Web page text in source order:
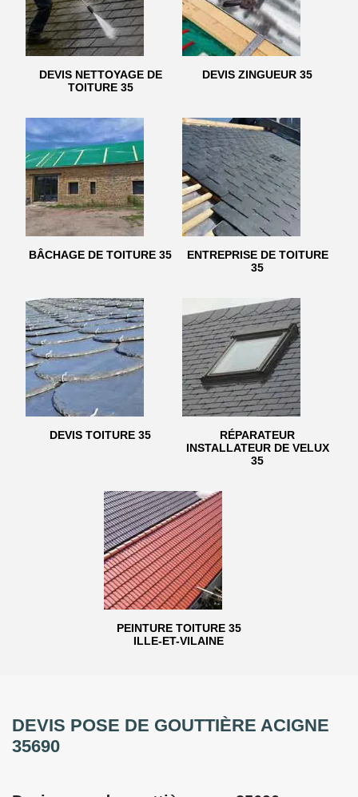
DEVIS NETTOYAGE DE
TOITURE 35
DEVIS ZINGUEUR 35
BÂCHAGE DE TOITURE 35
ENTREPRISE DE TOITURE
35
DEVIS TOITURE 35
RÉPARATEUR
INSTALLATEUR DE VELUX
35
PEINTURE TOITURE 35
ILLE-ET-VILAINE
DEVIS POSE DE GOUTTIÈRE ACIGNE
35690